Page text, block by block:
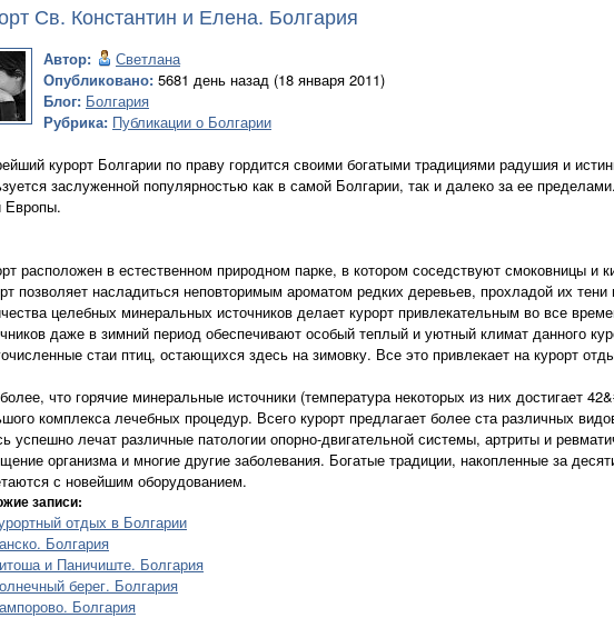
Св. Константин и Елена. Болгария
Автор:
Светлана
Опубликовано: 5681 день назад (18 января 2011)
Блог: Болгария
Рубрика: Публикации о Болгарии
курорт Болгарии по праву гордится своими богатыми традициями радушия и
заслуженной популярностью как в самой Болгарии, так и далеко за ее
Европы.
расположен в естественном природном парке, в котором соседствуют смоковницы
позволяет насладиться неповторимым ароматом редких деревьев, прохладой их
целебных минеральных источников делает курорт привлекательным во все
даже в зимний период обеспечивают особый теплый и уютный климат данного
стаи птиц, остающихся здесь на зимовку. Все это привлекает на курорт
что горячие минеральные источники (температура некоторых из них достигает
комплекса лечебных процедур. Всего курорт предлагает более ста различных
успешно лечат различные патологии опорно-двигательной системы, артриты и
организма и многие другие заболевания. Богатые традиции, накопленные за
с новейшим оборудованием.
записи:
отдых в Болгарии
Болгария
и Паничиште. Болгария
берег. Болгария
Болгария